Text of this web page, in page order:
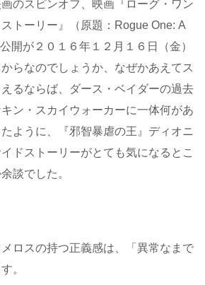
のスピンオフ、映画『ローグ・ワン
トーリー』（原題：Rogue One: A
開が２０１６年１２月１６日（金）
らなのでしょうか、なぜかあえてス
るならば、ダース・ベイダーの過去
ン・スカイウォーカーに一体何があ
ように、『邪智暴虐の王』ディオニ
ドストーリーがとても気になるとこ
談でした。
ロスの持つ正義感は、「異常なまで
。